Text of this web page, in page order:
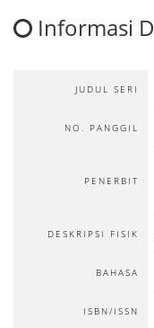
Informasi
JUDUL SERI
NO. PANGGIL
PENERBIT
DESKRIPSI FISIK
BAHASA
ISBN/ISSN